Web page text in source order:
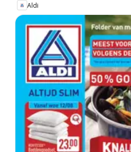
Aldi